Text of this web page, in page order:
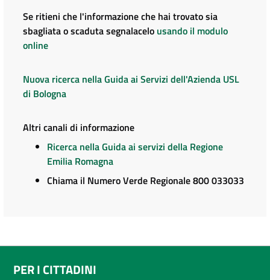
Se ritieni che l'informazione che hai trovato sia
sbagliata o scaduta segnalacelo usando il modulo
online
Nuova ricerca nella Guida ai Servizi dell'Azienda USL
di Bologna
Altri canali di informazione
Ricerca nella Guida ai servizi della Regione
Emilia Romagna
Chiama il Numero Verde Regionale 800 033033
PER I CITTADINI